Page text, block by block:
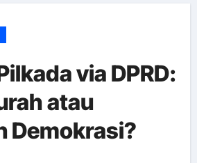
via DPRD:
atau
Demokrasi?